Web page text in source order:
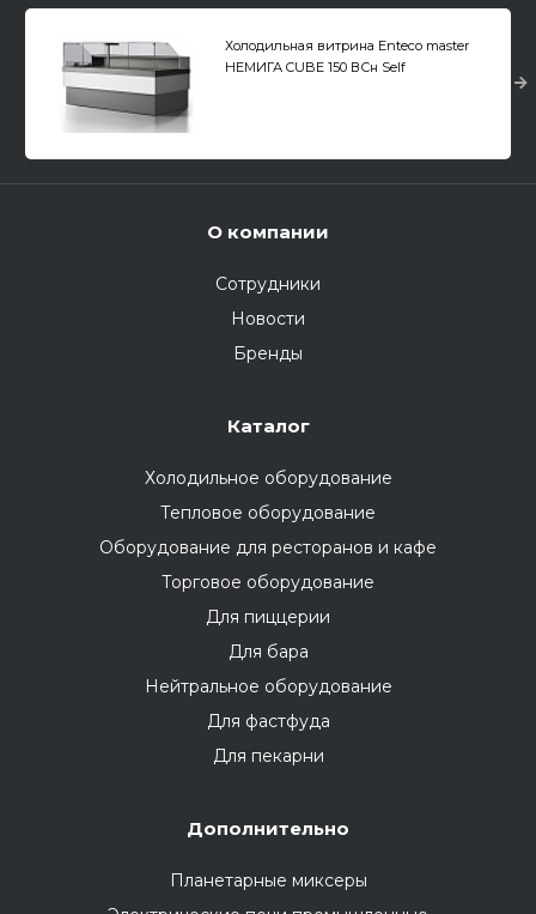
Холодильная витрина Enteco master
НЕМИГА CUBE 150 ВСн Self
О компании
Сотрудники
Новости
Бренды
Каталог
Холодильное оборудование
Тепловое оборудование
Оборудование для ресторанов и кафе
Торговое оборудование
Для пиццерии
Для бара
Нейтральное оборудование
Для фастфуда
Для пекарни
Дополнительно
Планетарные миксеры